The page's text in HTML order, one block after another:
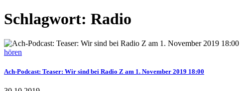
Schlagwort: Radio
hören
Ach-Podcast: Teaser: Wir sind bei Radio Z am 1. November 2019 18:00